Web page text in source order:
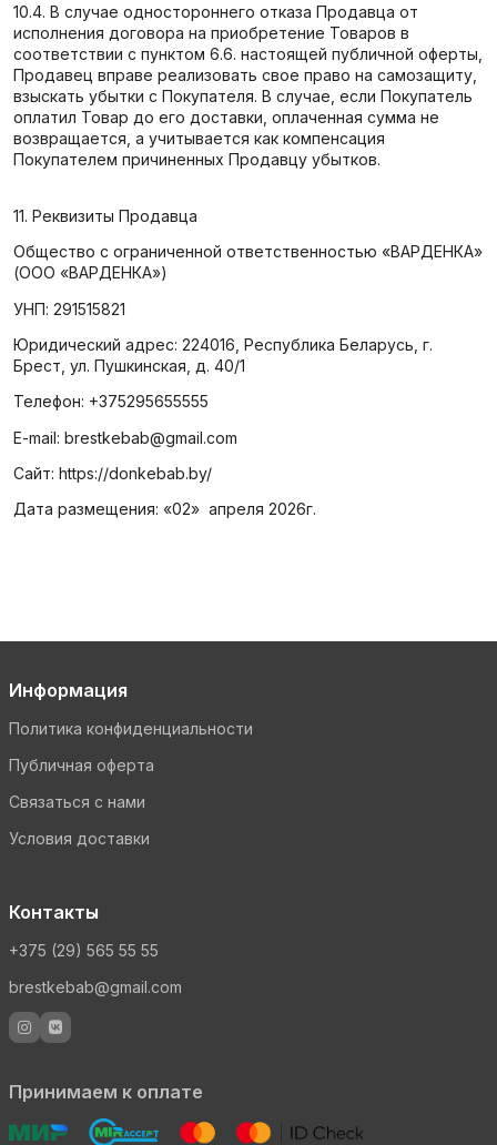
10.4. В случае одностороннего отказа Продавца от
исполнения договора на приобретение Товаров в
соответствии с пунктом 6.6. настоящей публичной оферты,
Продавец вправе реализовать свое право на самозащиту,
взыскать убытки с Покупателя. В случае, если Покупатель
оплатил Товар до его доставки, оплаченная сумма не
возвращается, а учитывается как компенсация
Покупателем причиненных Продавцу убытков.
11. Реквизиты Продавца
Общество с ограниченной ответственностью «ВАРДЕНКА»
(ООО «ВАРДЕНКА»)
УНП: 291515821
Юридический адрес: 224016, Республика Беларусь, г.
Брест, ул. Пушкинская, д. 40/1
Телефон: +375295655555
E-mail: brestkebab@gmail.com
Сайт: https://donkebab.by/
Дата размещения: «02» апреля 2026г.
Информация
Политика конфиденциальности
Публичная оферта
Связаться с нами
Условия доставки
Контакты
+375 (29) 565 55 55
brestkebab@gmail.com
Принимаем к оплате